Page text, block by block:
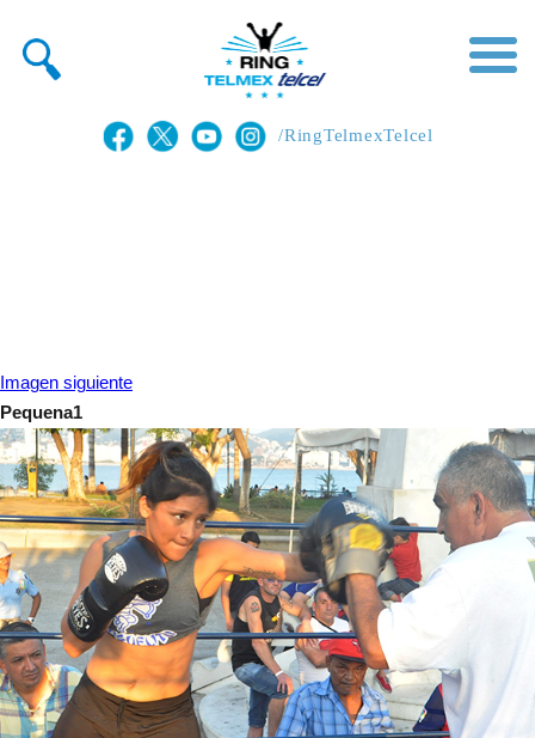
/RingTelmexTelcel
Imagen siguiente
Pequena1